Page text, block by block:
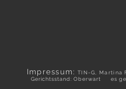
Impressum: TIN-G, Martina
Gerichtsstand: Oberwart es